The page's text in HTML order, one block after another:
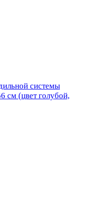
системы
см (цвет голубой,